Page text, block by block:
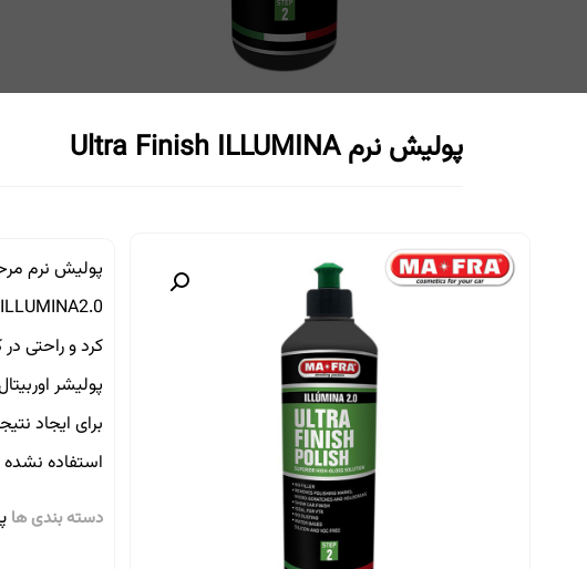
پولیش نرم Ultra Finish ILLUMINA
کرد و راحتی
پولیشر
برای ایجاد
استفاده نشده
دسته بندی ها